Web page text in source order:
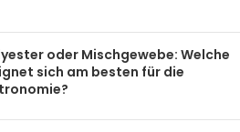
oder Mischgewebe: Welche
sich am besten für die